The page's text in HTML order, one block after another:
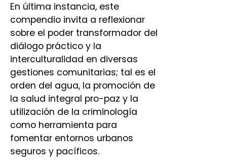
En última instancia, este
compendio invita a reflexionar
sobre el poder transformador del
diálogo práctico y la
interculturalidad en diversas
gestiones comunitarias; tal es el
orden del agua, la promoción de
la salud integral pro-paz y la
utilización de la criminología
como herramienta para
fomentar entornos urbanos
seguros y pacíficos.